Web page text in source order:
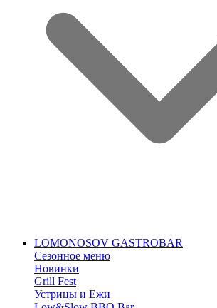
LOMONOSOV GASTROBAR
Сезонное меню
Новинки
Grill Fest
Устрицы и Ежи